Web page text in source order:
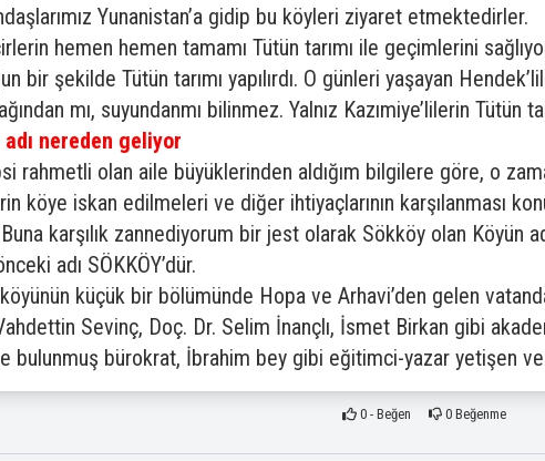
Yunanistan’a gidip bu köyleri ziyaret etmektedirler.
hemen hemen tamamı Tütün tarımı ile geçimlerini
bir şekilde Tütün tarımı yapılırdı. O günleri yaşayan
mı, suyundanmı bilinmez. Yalnız Kazımiye’lilerin Tütün
adı nereden geliyor
rahmetli olan aile büyüklerinden aldığım bilgilere göre, o
köye iskan edilmeleri ve diğer ihtiyaçlarının karşılanması
karşılık zannediyorum bir jest olarak Sökköy olan Köyün
adı SÖKKÖY’dür.
küçük bir bölümünde Hopa ve Arhavi’den gelen
Sevinç, Doç. Dr. Selim İnançlı, İsmet Birkan gibi
bulunmuş bürokrat, İbrahim bey gibi eğitimci-yazar yetişen
0- Beğen 0 Beğenme